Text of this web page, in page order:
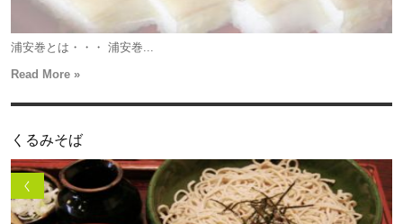
浦安巻とは・・・ 浦安巻...
Read More »
くるみそば
く